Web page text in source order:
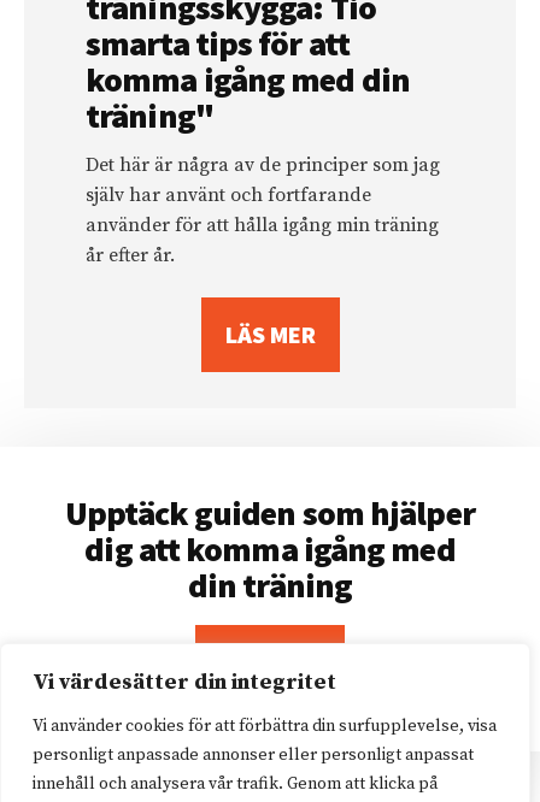
Vi värdesätter din integritet
Vi använder cookies för att förbättra din surfupplevelse, visa
personligt anpassade annonser eller personligt anpassat
innehåll och analysera vår trafik. Genom att klicka på
smarta tips för att
komma igång med din
träning"
Det här är några av de principer som jag
själv har använt och fortfarande
använder för att hålla igång min träning
år efter år.
LÄS MER
Upptäck guiden som hjälper
dig att komma igång med
din träning